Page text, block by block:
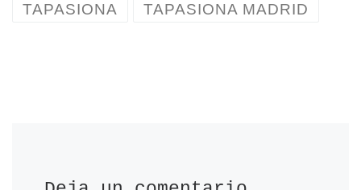
TAPASIONA TAPASIONA MADRID